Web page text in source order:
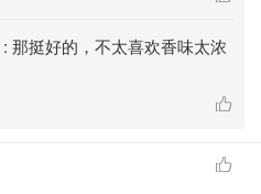
: 那挺好的，不太喜欢香味太浓